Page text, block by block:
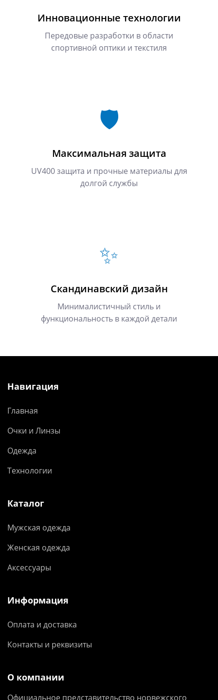
Инновационные технологии
Передовые разработки в области
спортивной оптики и текстиля
🛡️
Максимальная защита
UV400 защита и прочные материалы для
долгой службы
✨
Скандинавский дизайн
Минималистичный стиль и
функциональность в каждой детали
Навигация
Главная
Очки и Линзы
Одежда
Технологии
Каталог
Мужская одежда
Женская одежда
Аксессуары
Информация
Оплата и доставка
Контакты и реквизиты
О компании
Официальное представительство норвежского